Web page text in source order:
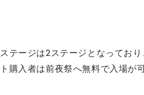
ステージは2ステージとなってお
ト購入者は前夜祭へ無料で入場が